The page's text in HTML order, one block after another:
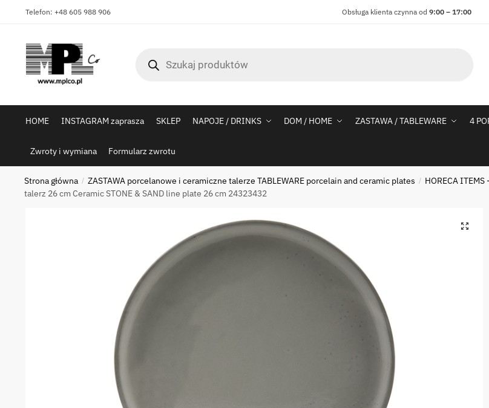
Telefon: +48 605 988 906 Obsługa klienta czynna od 9:00 – 17:00
produktów
HOME INSTAGRAM zaprasza SKLEP NAPOJE / DRINKS DOM / HOME ZASTAWA / TABLEWARE 4
Zwroty i wymiana Formularz zwrotu
Strona główna / ZASTAWA porcelanowe i ceramiczne talerze TABLEWARE porcelain and ceramic plates / HORECA ITEMS
talerz 26 cm Ceramic STONE & SAND line plate 26 cm 24323432